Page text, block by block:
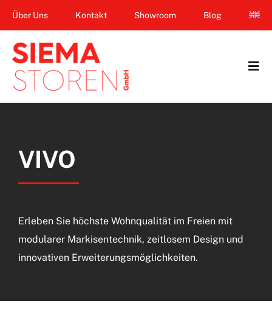
Zum
springen
Über Uns Kontakt Showroom Blog
Fenster
Smart Home
VIVO
Erleben Sie höchste Wohnqualität im Freien mit
modularer Markisentechnik, zeitlosem Design und
innovativen Erweiterungsmöglichkeiten.